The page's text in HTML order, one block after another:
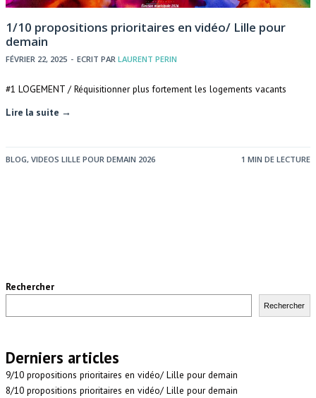
1/10 propositions prioritaires en vidéo/ Lille pour
demain
FÉVRIER 22, 2025 - ECRIT PAR LAURENT PERIN
#1 LOGEMENT / Réquisitionner plus fortement les logements vacants
Lire la suite →
BLOG, VIDEOS LILLE POUR DEMAIN 2026 1 MIN DE LECTURE
Rechercher
Rechercher
Derniers articles
9/10 propositions prioritaires en vidéo/ Lille pour demain
8/10 propositions prioritaires en vidéo/ Lille pour demain